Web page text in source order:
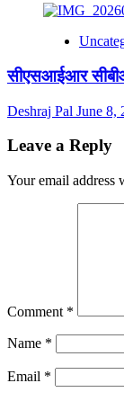
सीएसआईआर
Deshraj Pal June 8,
Leave a Reply
Your email address
Comment *
Name *
Email *